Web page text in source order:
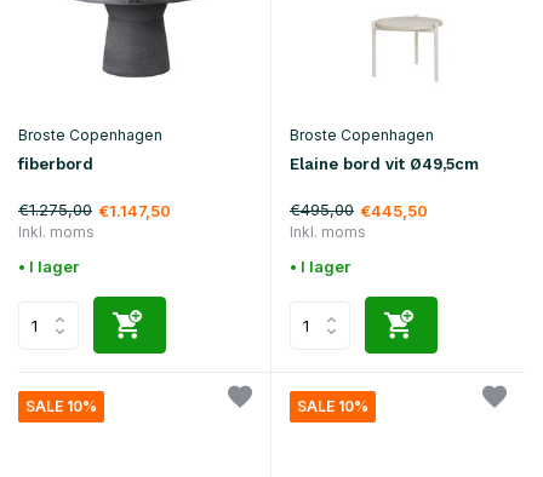
Broste Copenhagen
fiberbord
€1.275,00 €1.147,50
Inkl. moms
• I lager
Broste Copenhagen
Elaine bord vit Ø49,5cm
€495,00 €445,50
Inkl. moms
• I lager
SALE 10% SALE 10%